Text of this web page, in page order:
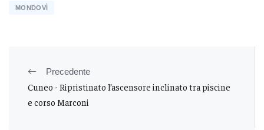
MONDOVÌ
Precedente
Cuneo - Ripristinato l’ascensore inclinato tra piscine
e corso Marconi